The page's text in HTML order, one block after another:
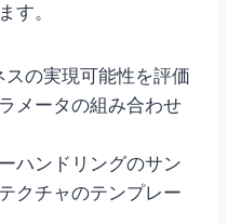
す。
スの実現可能性を評価
メータの組み合わせ
ハンドリングのサン
クチャのテンプレー